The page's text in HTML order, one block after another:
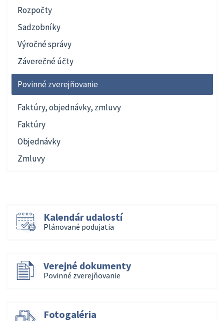
Rozpočty
Sadzobníky
Výročné správy
Záverečné účty
Povinné zverejňovanie
Faktúry, objednávky, zmluvy
Faktúry
Objednávky
Zmluvy
Kalendár udalostí
Plánované podujatia
Verejné dokumenty
Povinné zverejňovanie
Fotogaléria